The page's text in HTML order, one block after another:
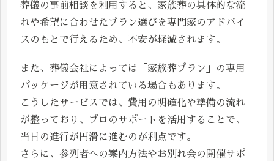
葬儀の事前相談を利用すると、家族葬の具体的な流
れや希望に合わせたプラン選びを専門家のアドバイ
スのもとで行えるため、不安が軽減されます。
また、葬儀会社によっては「家族葬プラン」の専用
パッケージが用意されている場合もあります。
こうしたサービスでは、費用の明確化や準備の流れ
が整っており、プロのサポートを活用することで、
当日の進行が円滑に進むのが利点です。
さらに、参列者への案内方法やお別れ会の開催サポ